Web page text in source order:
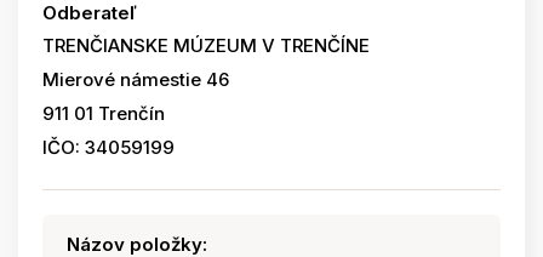
Odberateľ
TRENČIANSKE MÚZEUM V TRENČÍNE
Mierové námestie 46
911 01 Trenčín
IČO: 34059199
Názov položky: